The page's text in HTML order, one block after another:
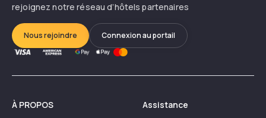
rejoignez notre réseau d’hôtels partenaires
Nous rejoindre Connexion au portail
À PROPOS Assistance